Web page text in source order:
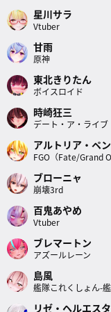
星川サラ
Vtuber
甘雨
原神
東北きりたん
ボイスロイド
時崎狂三
デート・ア・ライブ
ブローニャ
崩壊3rd
百鬼あやめ
Vtuber
ブレマートン
アズールレーン
島風
リゼ・ヘルエスタ